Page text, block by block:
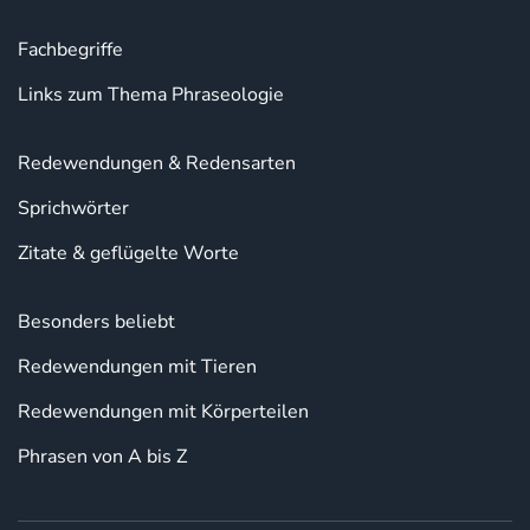
Fachbegriffe
Links zum Thema Phraseologie
Redewendungen & Redensarten
Sprichwörter
Zitate & geflügelte Worte
Besonders beliebt
Redewendungen mit Tieren
Redewendungen mit Körperteilen
Phrasen von A bis Z